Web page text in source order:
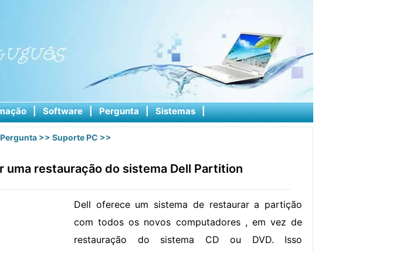
| Software | Pergunta | Sistemas |
Pergunta >> Suporte PC >>
uma restauração do sistema Dell Partition
Dell oferece um sistema de restaurar a partição
com todos os novos computadores , em vez de
restauração do sistema CD ou DVD. Isso